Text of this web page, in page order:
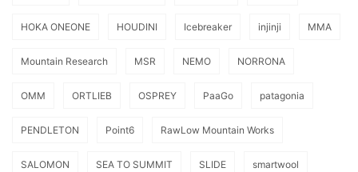
HOKA ONEONE HOUDINI Icebreaker injinji MMA
Mountain Research MSR NEMO NORRONA
OMM ORTLIEB OSPREY PaaGo patagonia
PENDLETON Point6 RawLow Mountain Works
SALOMON SEA TO SUMMIT SLIDE smartwool